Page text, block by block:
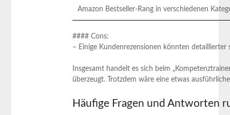
Amazon Bestseller-Rang in verschiedenen
#### Cons:
– Einige Kundenrezensionen könnten‌ detaillierter
Insgesamt ⁣handelt es sich beim
überzeugt. Trotzdem wäre eine etwas
Häufige Fragen und Antworten